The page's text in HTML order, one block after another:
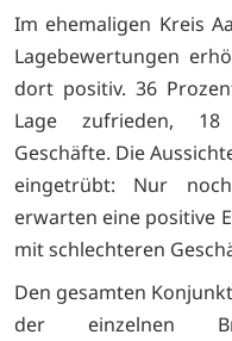
Im ehemaligen Kreis
Lagebewertungen
dort positiv. 36
Lage zufrieden,
Geschäfte. Die
eingetrübt: Nur
erwarten eine positive
mit schlechteren
Den gesamten
der einzelnen